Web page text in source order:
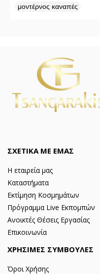
μοντέρνος καναπές
ΣΧΕΤΙΚΑ ΜΕ ΕΜΑΣ
Η εταιρεία μας
Καταστήματα
Εκτίμηση Κοσμημάτων
Πρόγραμμα Live Εκπομπών
Ανοικτές Θέσεις Εργασίας
Επικοινωνία
ΧΡΗΣΙΜΕΣ ΣΥΜΒΟΥΛΕΣ
Όροι Χρήσης